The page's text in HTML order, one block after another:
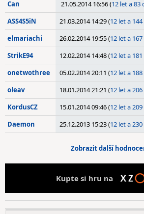
Can 21.05.2014 16:56 (12 let a 83
ASS4S5iN 21.03.2014 14:29 (12 let a
elmariachi 26.02.2014 19:55 (12 let a
StrikE94 12.02.2014 14:48 (12 let a
onetwothree 05.02.2014 20:11 (12 let a
oleav 18.01.2014 21:21 (12 let a
KordusCZ 15.01.2014 09:46 (12 let a
Daemon 25.12.2013 15:23 (12 let a
Zobrazit další
Kupte si hru na